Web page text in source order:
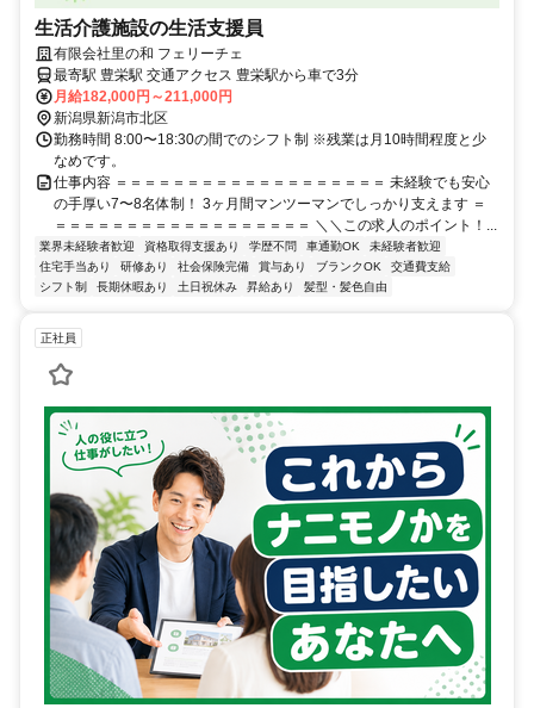
生活介護施設の生活支援員
有限会社里の和 フェリーチェ
最寄駅 豊栄駅 交通アクセス 豊栄駅から車で3分
月給182,000円～211,000円
新潟県新潟市北区
勤務時間 8:00〜18:30の間でのシフト制 ※残業は月10時間程度と少
なめです。
仕事内容 ＝＝＝＝＝＝＝＝＝＝＝＝＝＝＝＝＝＝＝ 未経験でも安心
の手厚い7〜8名体制！ 3ヶ月間マンツーマンでしっかり支えます ＝
＝＝＝＝＝＝＝＝＝＝＝＝＝＝＝＝＝＝ ＼＼この求人のポイント！...
業界未経験者歓迎 資格取得支援あり 学歴不問 車通勤OK
未経験者歓迎
住宅手当あり
研修あり 社会保険完備 賞与あり ブランクOK
交通費支給
シフト制
長期休暇あり 土日祝休み 昇給あり 髪型・髪色自由
正社員